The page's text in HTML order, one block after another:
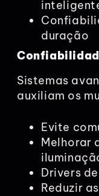
duração
Sistemas
auxiliam os
Evite
Melhorar
Drivers
Reduzir